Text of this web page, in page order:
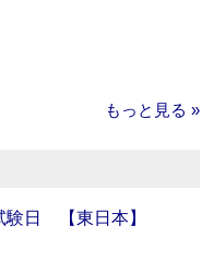
もっと見る »
日 【東日本】